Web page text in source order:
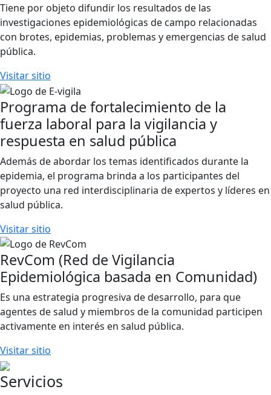
Tiene por objeto difundir los resultados de las
investigaciones epidemiológicas de campo relacionadas
con brotes, epidemias, problemas y emergencias de salud
pública.
Visitar sitio
Programa de fortalecimiento de la
fuerza laboral para la vigilancia y
respuesta en salud pública
Además de abordar los temas identificados durante la
epidemia, el programa brinda a los participantes del
proyecto una red interdisciplinaria de expertos y líderes en
salud pública.
Visitar sitio
RevCom (Red de Vigilancia
Epidemiológica basada en Comunidad)
Es una estrategia progresiva de desarrollo, para que
agentes de salud y miembros de la comunidad participen
activamente en interés en salud pública.
Visitar sitio
Servicios